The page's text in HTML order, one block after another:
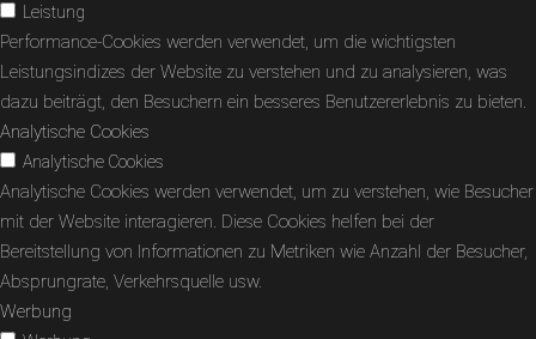
Leistung
Performance-Cookies werden verwendet, um die wichtigsten
Leistungsindizes der Website zu verstehen und zu analysieren, was
dazu beiträgt, den Besuchern ein besseres Benutzererlebnis zu bieten.
Analytische Cookies
Analytische Cookies
Analytische Cookies werden verwendet, um zu verstehen, wie Besucher
mit der Website interagieren. Diese Cookies helfen bei der
Bereitstellung von Informationen zu Metriken wie Anzahl der Besucher,
Absprungrate, Verkehrsquelle usw.
Werbung